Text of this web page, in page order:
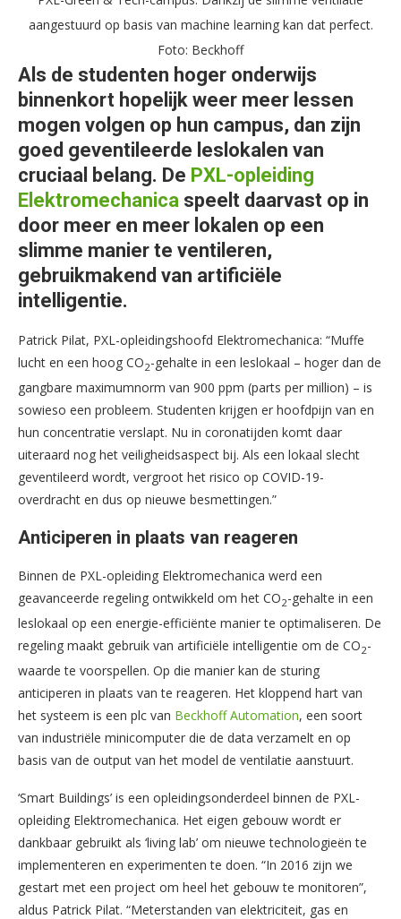
aangestuurd op basis van machine learning kan dat perfect.
Foto: Beckhoff
Als de studenten hoger onderwijs
binnenkort hopelijk weer meer lessen
mogen volgen op hun campus, dan zijn
goed geventileerde leslokalen van
cruciaal belang. De PXL-opleiding
Elektromechanica speelt daarvast op in
door meer en meer lokalen op een
slimme manier te ventileren,
gebruikmakend van artificiële
intelligentie.
Patrick Pilat, PXL-opleidingshoofd Elektromechanica: “Muffe
lucht en een hoog CO2-gehalte in een leslokaal – hoger dan de
gangbare maximumnorm van 900 ppm (parts per million) – is
sowieso een probleem. Studenten krijgen er hoofdpijn van en
hun concentratie verslapt. Nu in coronatijden komt daar
uiteraard nog het veiligheidsaspect bij. Als een lokaal slecht
geventileerd wordt, vergroot het risico op COVID-19-
overdracht en dus op nieuwe besmettingen.”
Anticiperen in plaats van reageren
Binnen de PXL-opleiding Elektromechanica werd een
geavanceerde regeling ontwikkeld om het CO2-gehalte in een
leslokaal op een energie-efficiënte manier te optimaliseren. De
regeling maakt gebruik van artificiële intelligentie om de CO2-
waarde te voorspellen. Op die manier kan de sturing
anticiperen in plaats van te reageren. Het kloppend hart van
het systeem is een plc van Beckhoff Automation, een soort
van industriële minicomputer die de data verzamelt en op
basis van de output van het model de ventilatie aanstuurt.
‘Smart Buildings’ is een opleidingsonderdeel binnen de PXL-
opleiding Elektromechanica. Het eigen gebouw wordt er
dankbaar gebruikt als ‘living lab’ om nieuwe technologieën te
implementeren en experimenten te doen. “In 2016 zijn we
gestart met een project om heel het gebouw te monitoren”,
aldus Patrick Pilat. “Meterstanden van elektriciteit, gas en